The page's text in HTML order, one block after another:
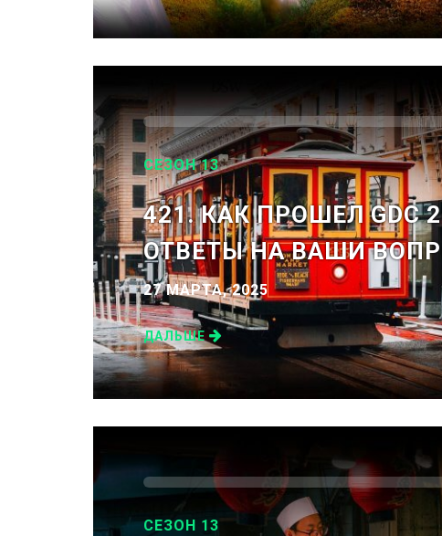
СЕЗОН 13
421. КАК ПРОШЕЛ GDC
ОТВЕТЫ НА ВАШИ
27 МАРТА, 2025
ДАЛЬШЕ
СЕЗОН 13